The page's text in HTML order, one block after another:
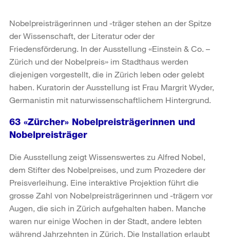
Nobelpreisträgerinnen und -träger stehen an der Spitze
der Wissenschaft, der Literatur oder der
Friedensförderung. In der Ausstellung «Einstein & Co. –
Zürich und der Nobelpreis» im Stadthaus werden
diejenigen vorgestellt, die in Zürich leben oder gelebt
haben. Kuratorin der Ausstellung ist Frau Margrit Wyder,
Germanistin mit naturwissenschaftlichem Hintergrund.
63 «Zürcher» Nobelpreisträgerinnen und
Nobelpreisträger
Die Ausstellung zeigt Wissenswertes zu Alfred Nobel,
dem Stifter des Nobelpreises, und zum Prozedere der
Preisverleihung. Eine interaktive Projektion führt die
grosse Zahl von Nobelpreisträgerinnen und -trägern vor
Augen, die sich in Zürich aufgehalten haben. Manche
waren nur einige Wochen in der Stadt, andere lebten
während Jahrzehnten in Zürich. Die Installation erlaubt